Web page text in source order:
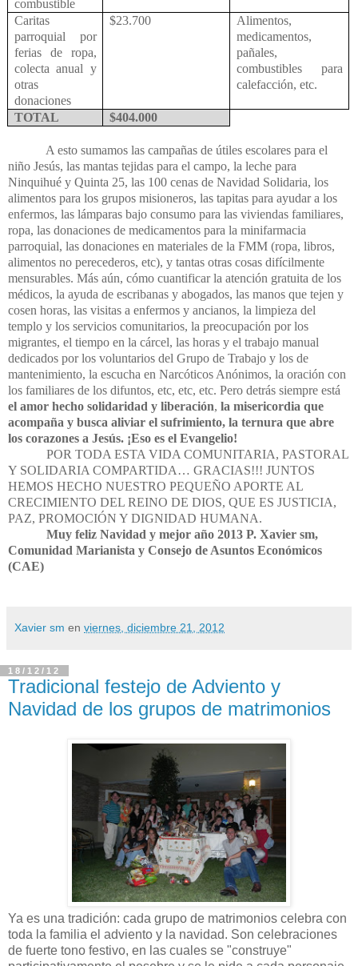
combustible
Caritas
parroquial por
ferias de ropa,
colecta anual y
otras
donaciones
$23.700
Alimentos,
medicamentos,
pañales,
combustibles para
calefacción, etc.
TOTAL $404.000
A esto sumamos las campañas de útiles escolares para el
niño Jesús, las mantas tejidas para el campo, la leche para
Ninquihué y Quinta 25, las 100 cenas de Navidad Solidaria, los
alimentos para los grupos misioneros, las tapitas para ayudar a los
enfermos, las lámparas bajo consumo para las viviendas familiares,
ropa, las donaciones de medicamentos para la minifarmacia
parroquial, las donaciones en materiales de la FMM (ropa, libros,
alimentos no perecederos, etc), y tantas otras cosas difícilmente
mensurables. Más aún, cómo cuantificar la atención gratuita de los
médicos, la ayuda de escribanas y abogados, las manos que tejen y
cosen horas, las visitas a enfermos y ancianos, la limpieza del
templo y los servicios comunitarios, la preocupación por los
migrantes, el tiempo en la cárcel, las horas y el trabajo manual
dedicados por los voluntarios del Grupo de Trabajo y los de
mantenimiento, la escucha en Narcóticos Anónimos, la oración con
los familiares de los difuntos, etc, etc, etc. Pero detrás siempre está
el amor hecho solidaridad y liberación, la misericordia que
acompaña y busca aliviar el sufrimiento, la ternura que abre
los corazones a Jesús. ¡Eso es el Evangelio!
POR TODA ESTA VIDA COMUNITARIA, PASTORAL
Y SOLIDARIA COMPARTIDA… GRACIAS!!! JUNTOS
HEMOS HECHO NUESTRO PEQUEÑO APORTE AL
CRECIMIENTO DEL REINO DE DIOS, QUE ES JUSTICIA,
PAZ, PROMOCIÓN Y DIGNIDAD HUMANA.
Muy feliz Navidad y mejor año 2013 P. Xavier sm,
Comunidad Marianista y Consejo de Asuntos Económicos
(CAE)
Xavier sm en viernes, diciembre 21, 2012
18/12/12
Tradicional festejo de Adviento y
Navidad de los grupos de matrimonios
Ya es una tradición: cada grupo de matrimonios celebra con
toda la familia el adviento y la navidad. Son celebraciones
de fuerte tono festivo, en las cuales se "construye"